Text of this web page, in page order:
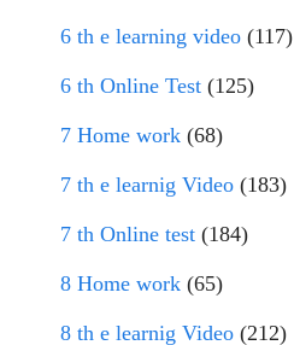
6 th e learning video (117)
6 th Online Test (125)
7 Home work (68)
7 th e learnig Video (183)
7 th Online test (184)
8 Home work (65)
8 th e learnig Video (212)